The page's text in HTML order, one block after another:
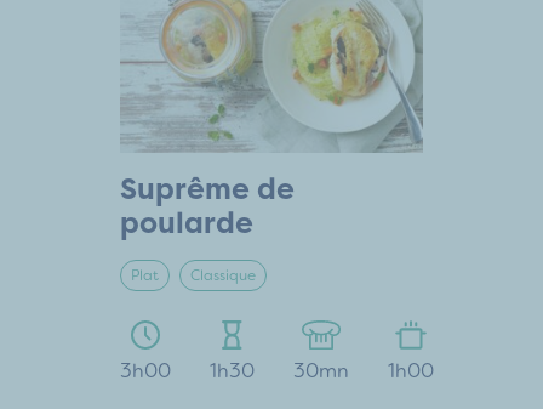
Suprême de
poularde
Plat Classique
3h00 1h30 30mn 1h00